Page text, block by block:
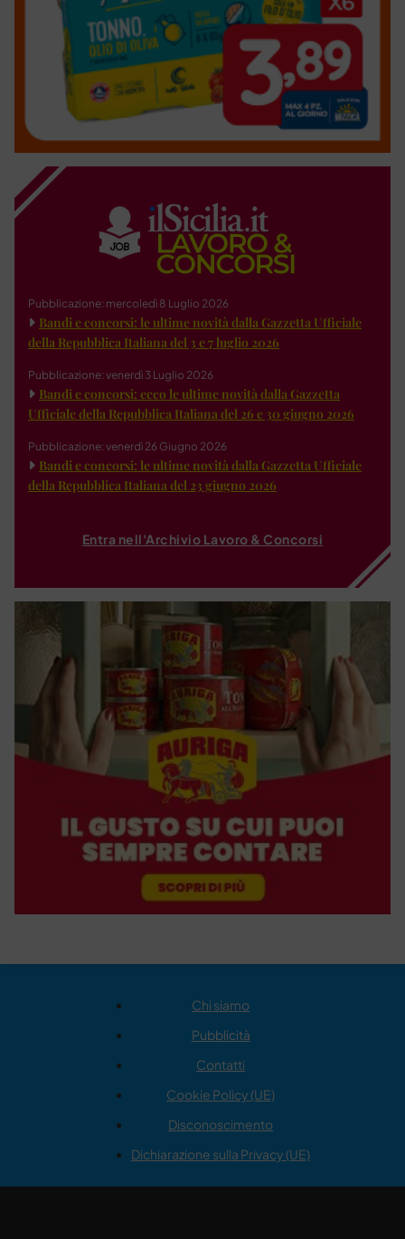
Pubblicazione: mercoledì 8 Luglio 2026
Bandi e concorsi: le ultime novità dalla Gazzetta Ufficiale
della Repubblica Italiana del 3 e 7 luglio 2026
Pubblicazione: venerdì 3 Luglio 2026
Bandi e concorsi: ecco le ultime novità dalla Gazzetta
Ufficiale della Repubblica Italiana del 26 e 30 giugno 2026
Pubblicazione: venerdì 26 Giugno 2026
Bandi e concorsi: le ultime novità dalla Gazzetta Ufficiale
della Repubblica Italiana del 23 giugno 2026
Entra nell'Archivio Lavoro & Concorsi
Chi siamo
Pubblicità
Contatti
Cookie Policy (UE)
Disconoscimento
Dichiarazione sulla Privacy (UE)